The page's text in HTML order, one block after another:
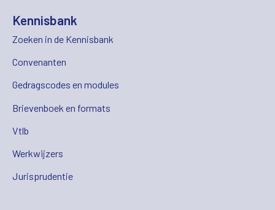
Kennisbank
Zoeken in de Kennisbank
Convenanten
Gedragscodes en modules
Brievenboek en formats
Vtlb
Werkwijzers
Jurisprudentie